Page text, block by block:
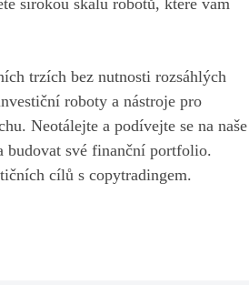
trzích bez nutnosti rozsáhlých
roboty a nástroje pro
Neotálejte a podívejte se na naše
budovat své finanční portfolio.
cílů s copytradingem.